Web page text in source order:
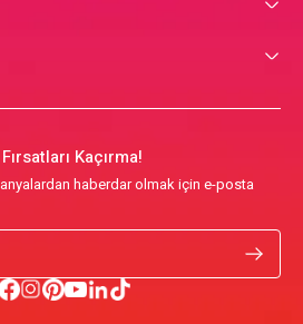
Kaçırma!
haberdar olmak için e-posta